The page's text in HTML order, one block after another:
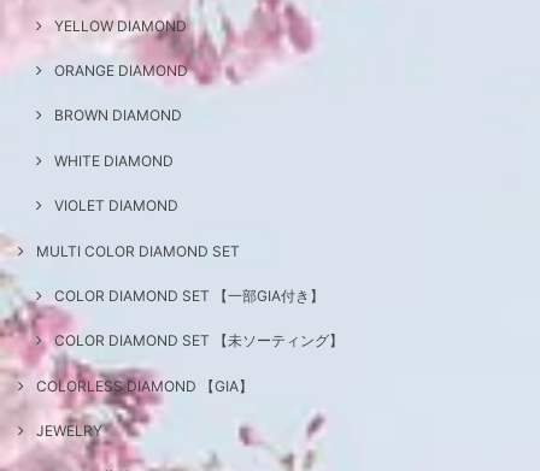
YELLOW DIAMOND
ORANGE DIAMOND
BROWN DIAMOND
WHITE DIAMOND
VIOLET DIAMOND
MULTI COLOR DIAMOND SET
COLOR DIAMOND SET 【一部GIA付き】
COLOR DIAMOND SET 【未ソーティング】
COLORLESS DIAMOND 【GIA】
JEWELRY